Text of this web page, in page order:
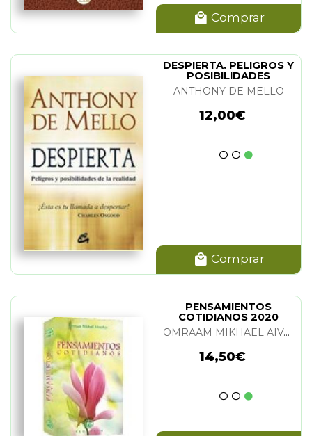
Comprar
DESPIERTA. PELIGROS Y
POSIBILIDADES
ANTHONY DE MELLO
12,00€
Comprar
PENSAMIENTOS
COTIDIANOS 2020
OMRAAM MIKHAEL AIVANHOV
14,50€